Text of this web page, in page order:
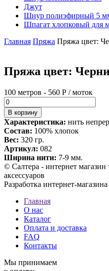
Джут
Шнур полиэфирный 5
Шпагат хлопковый для
Главная Пряжа Пряжа цвет:
Пряжа цвет:
100 метров - 560 Р / моток
Характеристика: нить
Состав: 100% хлопок
Вес: 320 гр.
Артикул: 082
Ширина нити: 7-9 мм.
© Салтера - интернет
аксессуаров
Разработка интернет-магазина
Главная
О нас
Каталог
Оплата и доставка
FAQ
Контакты
Мы принимаем